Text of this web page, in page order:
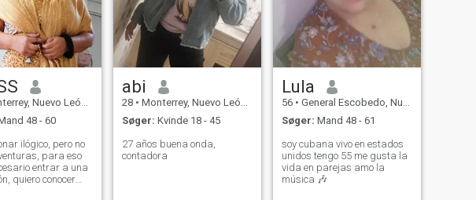
Nuevo León, Mexico
48 - 60
ilógico, pero no
para eso
entrar a una
quiero conocer
abi
28 • Monterrey, Nuevo León, Mexico
Søger: Kvinde 18 - 45
27 años buena onda,
contadora
Lula
56 • General Escobedo, Nuevo León, Mexico
Søger: Mand 48 - 61
soy cubana vivo en estados
unidos tengo 55 me gusta la
vida en parejas amo la
música 🎶